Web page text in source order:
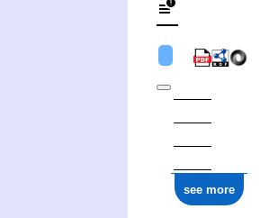
see more